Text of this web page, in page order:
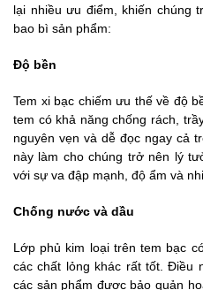
lại nhiều ưu điểm, khiến chúng
bao bì sản phẩm:
Độ bền
Tem xi bạc chiếm ưu thế về độ
tem có khả năng chống rách,
nguyên vẹn và dễ đọc ngay cả
này làm cho chúng trở nên lý
với sự va đập mạnh, độ ẩm và
Chống nước và dầu
Lớp phủ kim loại trên tem bạc
các chất lỏng khác rất tốt. Điều
các sản phẩm được bảo quản